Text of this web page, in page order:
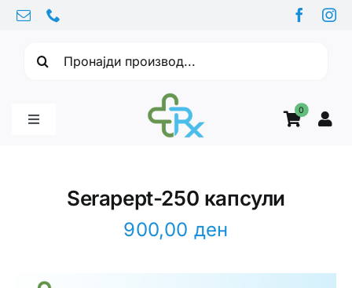
Skip
content
0
Toggle
Serapept-250 капсули
900,00 ден